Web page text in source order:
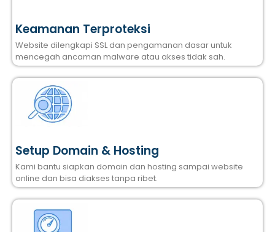
Keamanan Terproteksi
Website dilengkapi SSL dan pengamanan dasar untuk
mencegah ancaman malware atau akses tidak sah.
Setup Domain & Hosting
Kami bantu siapkan domain dan hosting sampai website
online dan bisa diakses tanpa ribet.